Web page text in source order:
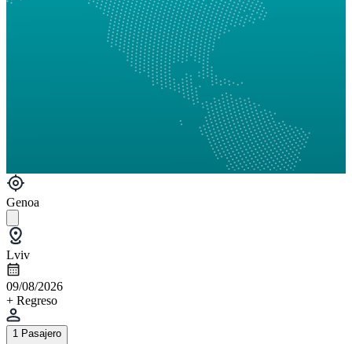
Genoa
Lviv
09/08/2026
+ Regreso
1 Pasajero